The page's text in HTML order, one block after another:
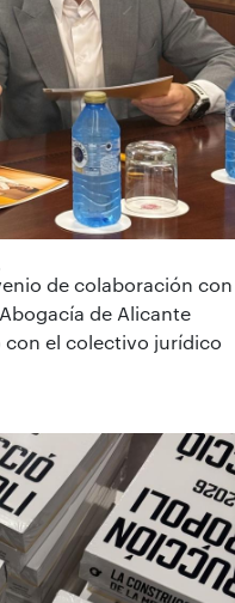
de colaboración con
de Alicante
con el colectivo jurídico